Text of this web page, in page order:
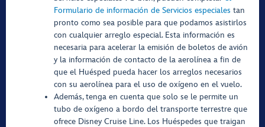
Formulario de información de Servicios especiales tan
pronto como sea posible para que podamos asistirlos
con cualquier arreglo especial. Esta información es
necesaria para acelerar la emisión de boletos de avión
y la información de contacto de la aerolínea a fin de
que el Huésped pueda hacer los arreglos necesarios
con su aerolínea para el uso de oxígeno en el vuelo.
Además, tenga en cuenta que solo se le permite un
tubo de oxígeno a bordo del transporte terrestre que
ofrece Disney Cruise Line. Los Huéspedes que traigan